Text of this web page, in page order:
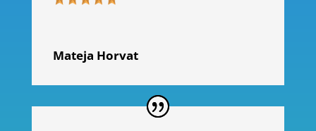
Mateja Horvat